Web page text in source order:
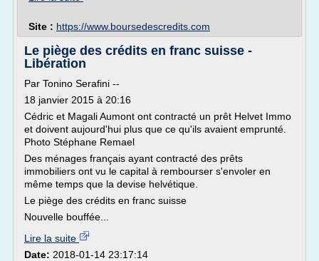
Site : https://www.boursedescredits.com
Le piège des crédits en franc suisse -
Libération
Par Tonino Serafini --
18 janvier 2015 à 20:16
Cédric et Magali Aumont ont contracté un prêt Helvet Immo
et doivent aujourd'hui plus que ce qu'ils avaient emprunté.
Photo Stéphane Remael
Des ménages français ayant contracté des prêts
immobiliers ont vu le capital à rembourser s'envoler en
même temps que la devise helvétique.
Le piège des crédits en franc suisse
Nouvelle bouffée...
Lire la suite
Date: 2018-01-14 23:17:14